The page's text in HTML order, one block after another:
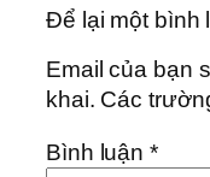
Để lại một bình
Email của bạn
khai. Các
Bình luận*